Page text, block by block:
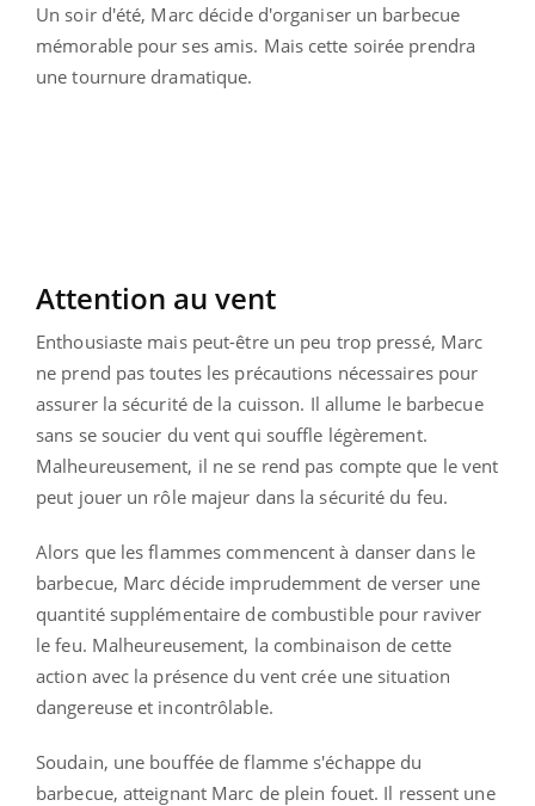
Un soir d'été, Marc décide d'organiser un barbecue
mémorable pour ses amis. Mais cette soirée prendra
une tournure dramatique.
Attention au vent
Enthousiaste mais peut-être un peu trop pressé, Marc
ne prend pas toutes les précautions nécessaires pour
assurer la sécurité de la cuisson. Il allume le barbecue
sans se soucier du vent qui souffle légèrement.
Malheureusement, il ne se rend pas compte que le vent
peut jouer un rôle majeur dans la sécurité du feu.
Alors que les flammes commencent à danser dans le
barbecue, Marc décide imprudemment de verser une
quantité supplémentaire de combustible pour raviver
le feu. Malheureusement, la combinaison de cette
action avec la présence du vent crée une situation
dangereuse et incontrôlable.
Soudain, une bouffée de flamme s'échappe du
barbecue, atteignant Marc de plein fouet. Il ressent une